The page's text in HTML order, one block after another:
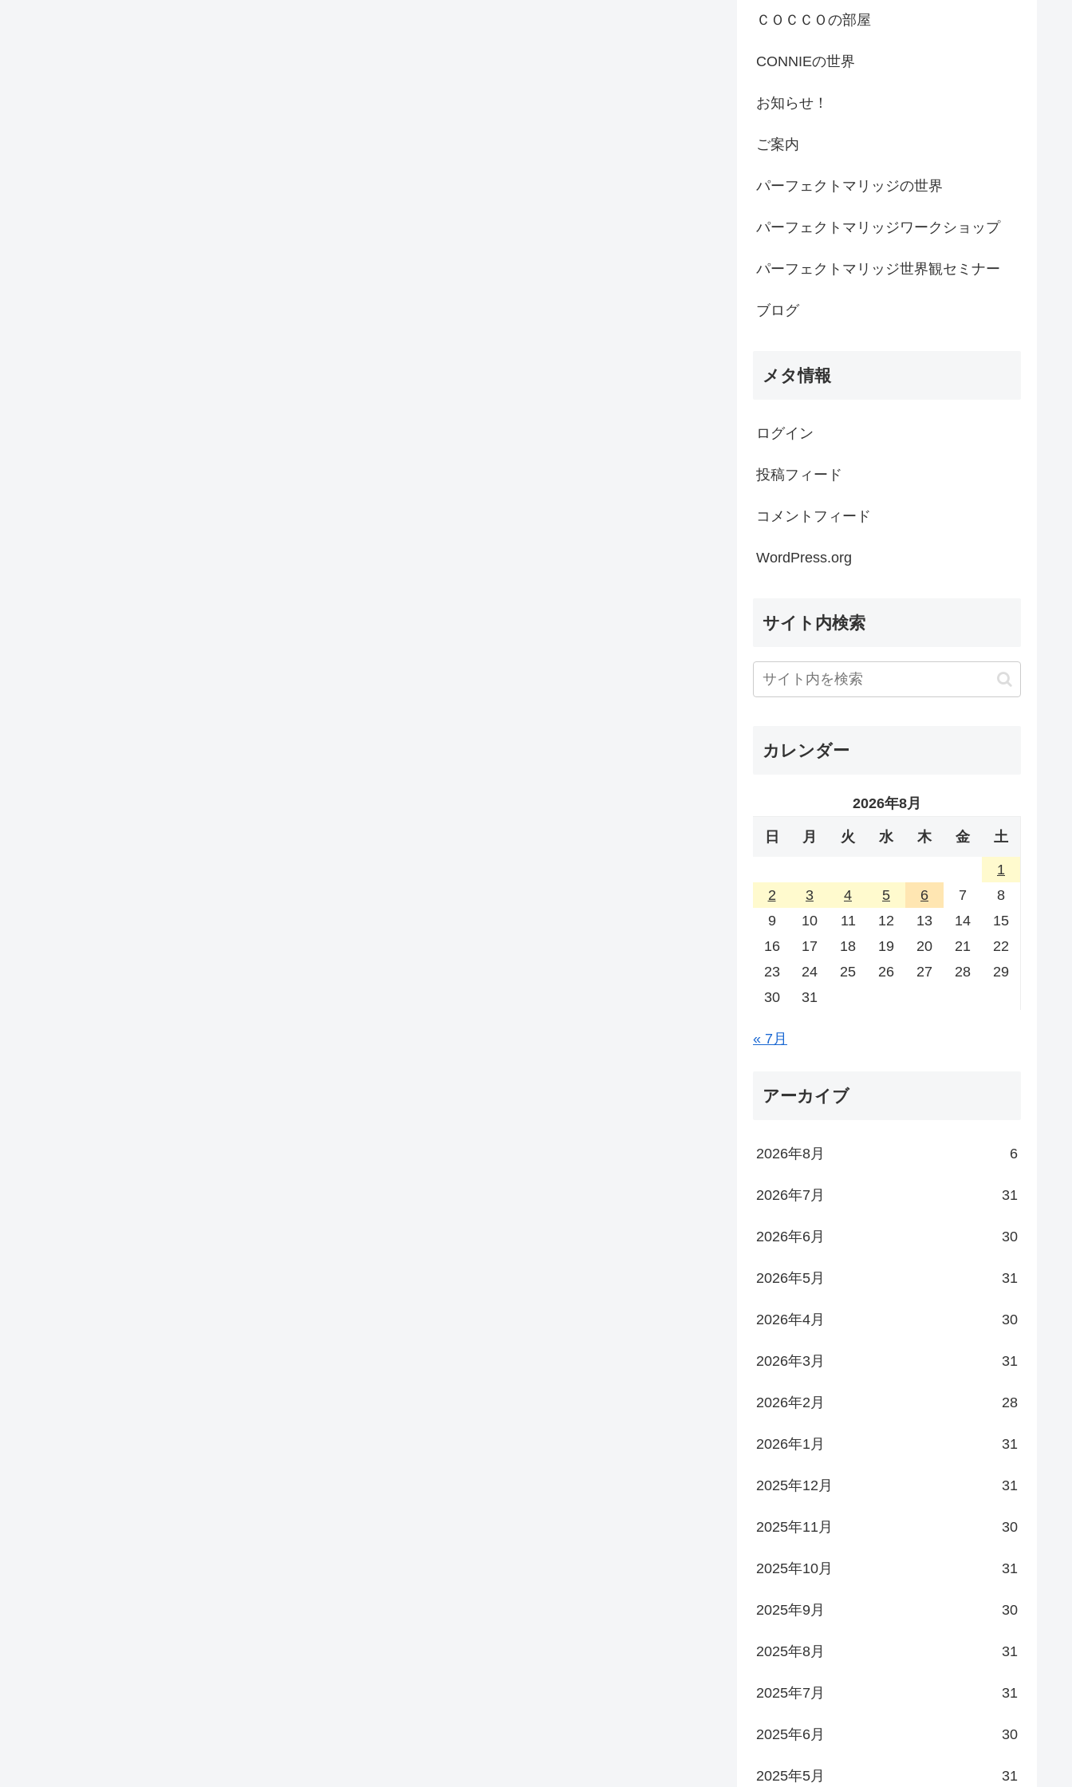
ＣＯＣＣＯの部屋
CONNIEの世界
お知らせ！
ご案内
パーフェクトマリッジの世界
パーフェクトマリッジワークショップ
パーフェクトマリッジ世界観セミナー
ブログ
メタ情報
ログイン
投稿フィード
コメントフィード
WordPress.org
サイト内検索
カレンダー
2026年8月
日 月 火 水 木 金 土
1
2
3 4 5 6 7
8
9
10 11 12 13 14
15
16
17 18 19 20 21
22
23
24 25 26 27 28
29
30
31
« 7月
アーカイブ
2026年8月 6
2026年7月 31
2026年6月 30
2026年5月 31
2026年4月 30
2026年3月 31
2026年2月 28
2026年1月 31
2025年12月 31
2025年11月 30
2025年10月 31
2025年9月 30
2025年8月 31
2025年7月 31
2025年6月 30
2025年5月 31